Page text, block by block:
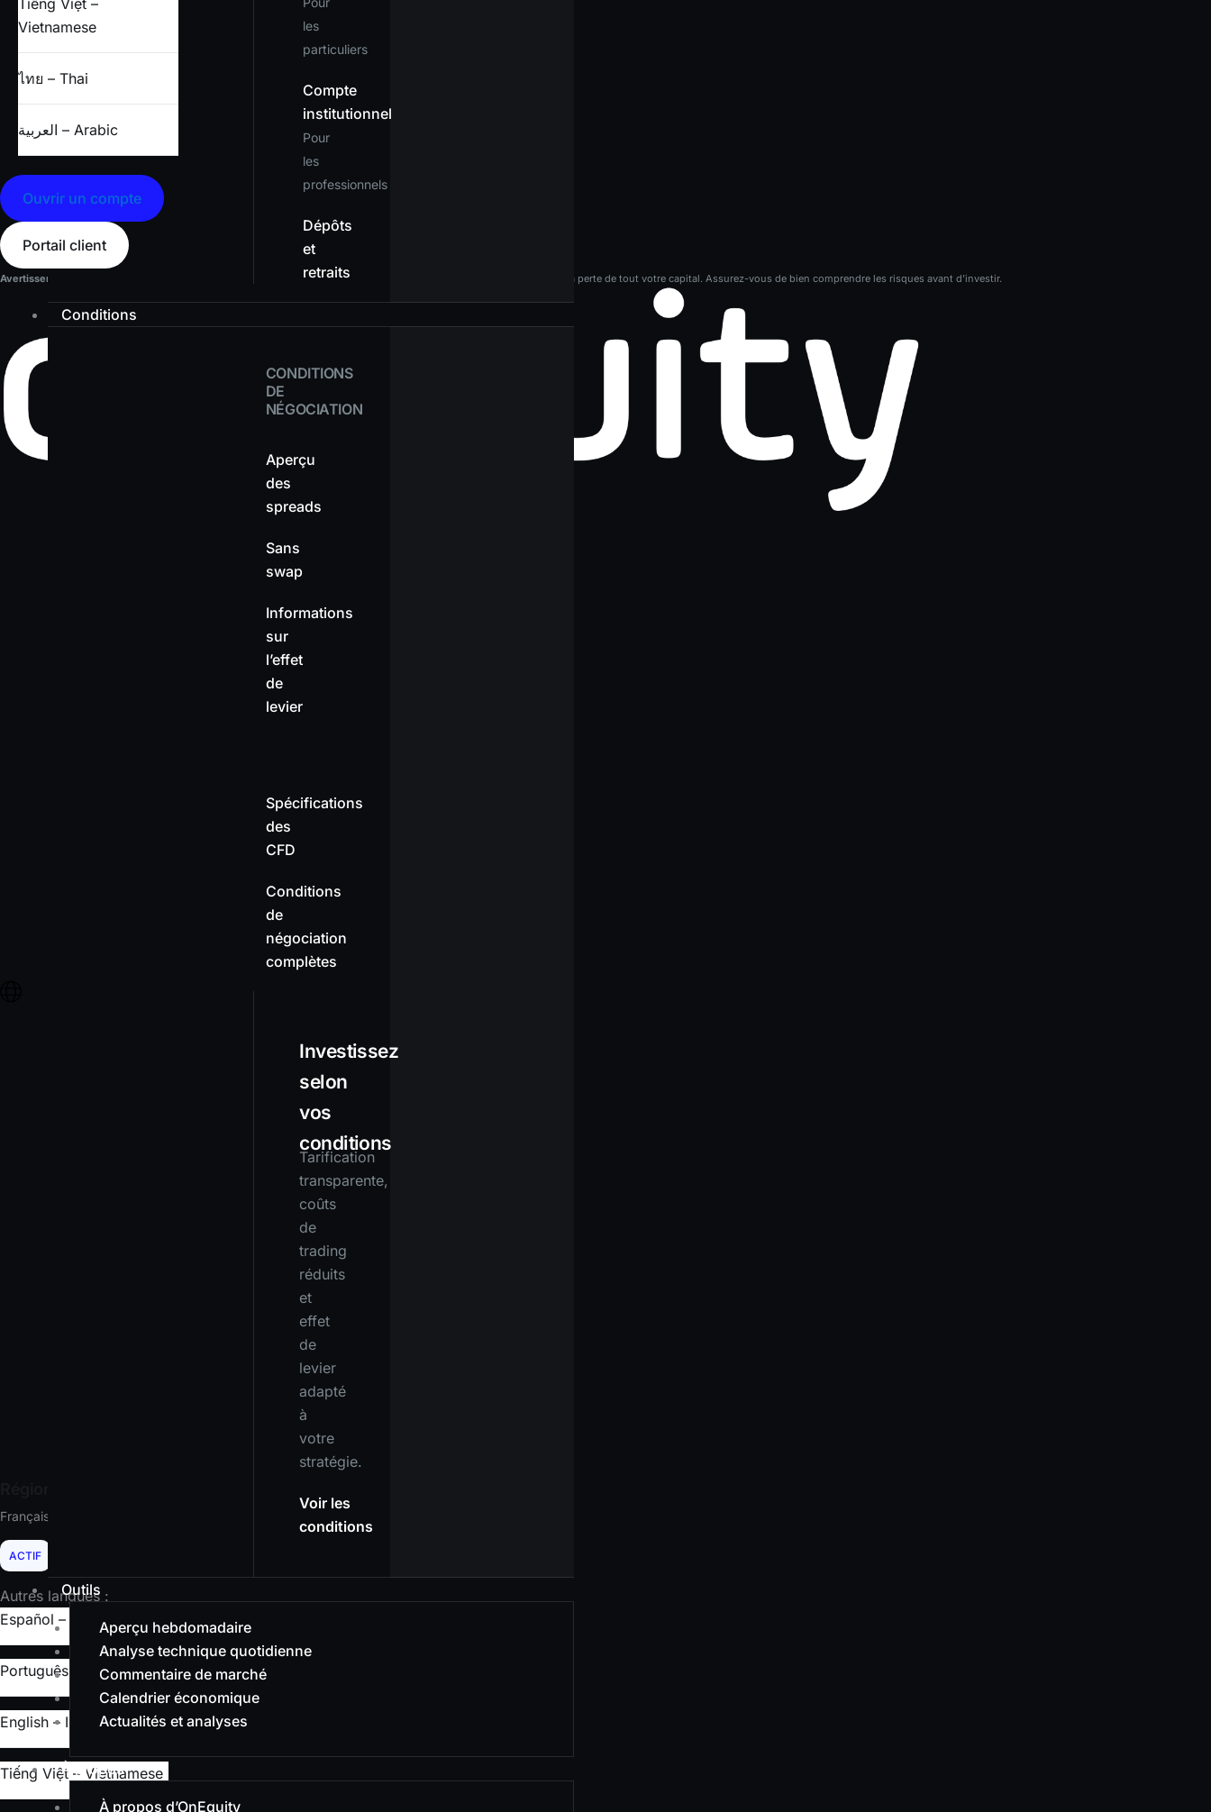
les
particuliers
Compte
institutionnel
Pour
les
professionnels
Dépôts
et
retraits
Conditions
CONDITIONS
DE
NÉGOCIATION
Aperçu
des
spreads
Sans
swap
Informations
sur
l’effet
de
levier
Spécifications
des
CFD
Conditions
de
négociation
complètes
Investissez
selon
vos
conditions
Tarification
transparente,
coûts
de
trading
réduits
et
effet
de
levier
adapté
à
votre
stratégie.
Voir les
conditions
Outils
Aperçu hebdomadaire
Analyse technique quotidienne
Commentaire de marché
Calendrier économique
Actualités et analyses
À propos
À propos d’OnEquity
Tiếng Việt –
Vietnamese
ไทย – Thai
العربية – Arabic
Ouvrir un compte
Portail client
Avertissement sur les risques : Les produits à effet de levier présentent un niveau de risque élevé et peuvent entraîner la perte de tout votre capital. Assurez-vous de bien comprendre les risques avant d’investir.
Français
ACTIF
Autres langues :
Español – Spanish
Português – Portuguese
English – International
Tiếng Việt – Vietnamese